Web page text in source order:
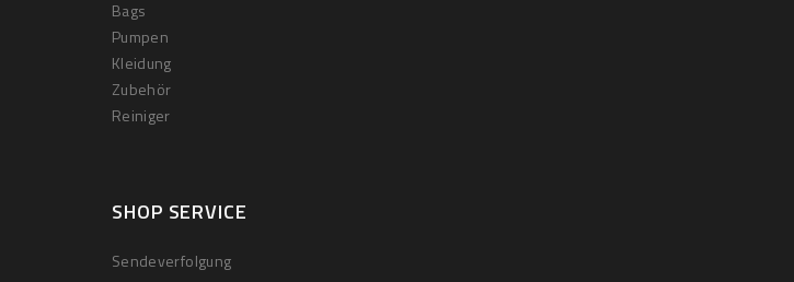
Bags
Pumpen
Kleidung
Zubehör
Reiniger
SHOP SERVICE
Sendeverfolgung